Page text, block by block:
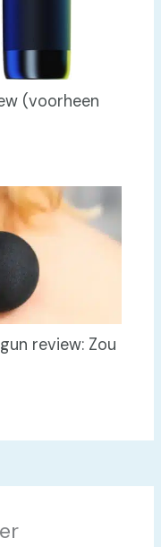
(voorheen
review: Zou